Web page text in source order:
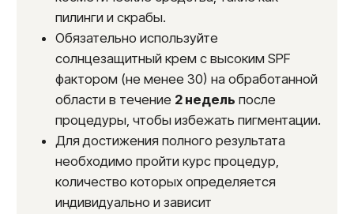
2 года
эффект процедуры
Результаты